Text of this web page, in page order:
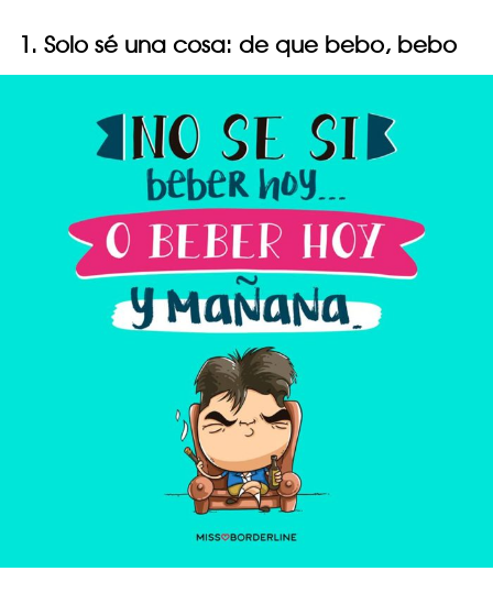
1. Solo sé una cosa: de que bebo, bebo